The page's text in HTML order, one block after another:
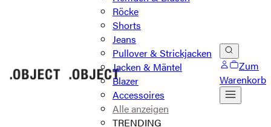
Röcke
Shorts
Jeans
Pullover & Strickjacken
Jacken & Mäntel
Blazer
Accessoires
Alle anzeigen
TRENDING
Zum
Warenkorb